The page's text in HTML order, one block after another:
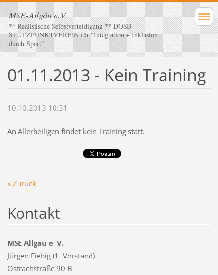
MSE-Allgäu e.V.
** Realistische Selbstverteidigung ** DOSB-
STÜTZPUNKTVEREIN für "Integration + Inklusion
durch Sport"
01.11.2013 - Kein Training
10.10.2013 10:31
An Allerheiligen findet kein Training statt.
« Zurück
Kontakt
MSE Allgäu e. V.
Jürgen Fiebig (1. Vorstand)
Ostrachstraße 90 B